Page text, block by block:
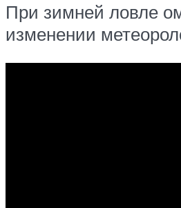
При зимней ловле
изменении